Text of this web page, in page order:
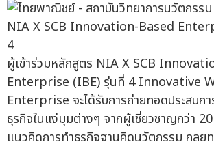
ผู้เข้าร่วมหลักสูตร NIA X SCB
Enterprise (IBE) รุ่นที่ 4 Innovative
Enterprise จะได้รับการถ่ายทอดประสบก
ธุรกิจในแง่มุมต่างๆ จากผู้เชี่ยวชาญกว่า
แนวคิดการทำธุรกิจฐานคิดนวัตกรรม กลยุ